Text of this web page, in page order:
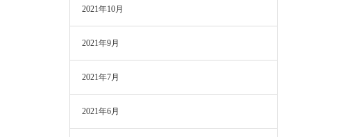
2021年10月
2021年9月
2021年7月
2021年6月